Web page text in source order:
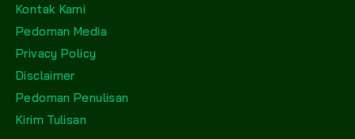
Kontak Kami
Pedoman Media
Privacy Policy
Disclaimer
Pedoman Penulisan
Kirim Tulisan